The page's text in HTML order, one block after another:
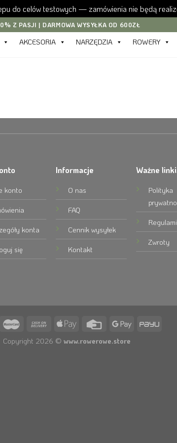
do celów testowych — zamówienia nie będą
Z PASJI | DARMOWA WYSYŁKA OD 600ZŁ
AKCESORIA NARZĘDZIA ROWERY
konto
konta
się
Informacje
O nas
FAQ
Cennik wysyłek
Kontakt
Ważne linki
Polityka
Zwroty
Copyright 2026 © www.rowerowe.store